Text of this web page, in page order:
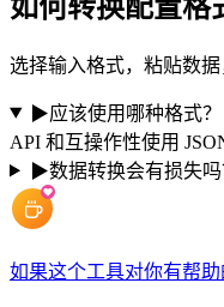
如何转换配置格
选择输入格式，粘贴数
▶应该使用哪种格式？
API 和互操作性使用
▶数据转换会有损失吗
如果这个工具对你有帮助